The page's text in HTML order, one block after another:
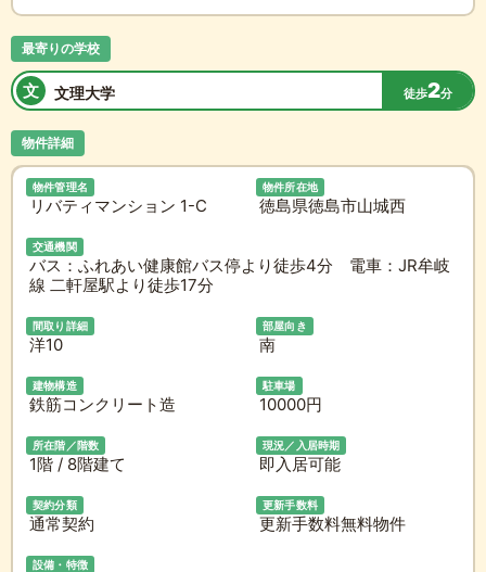
最寄りの学校
文 文理大学 徒歩2分
物件詳細
物件管理名
リバティマンション 1-C
物件所在地
徳島県徳島市山城西
交通機関
バス：ふれあい健康館バス停より徒歩4分 電車：JR牟岐
線 二軒屋駅より徒歩17分
間取り詳細
洋10
部屋向き
南
建物構造
鉄筋コンクリート造
駐車場
10000円
所在階／階数
1階 / 8階建て
現況／入居時期
即入居可能
契約分類
通常契約
更新手数料
更新手数料無料物件
設備・特徴